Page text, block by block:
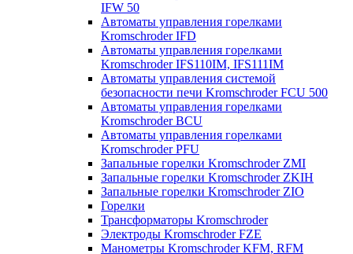
IFW 50
Автоматы управления горелками
Kromschroder IFD
Автоматы управления горелками
Kromschroder IFS110IM, IFS111IM
Автоматы управления системой
безопасности печи Kromschroder FCU 500
Автоматы управления горелками
Kromschroder BCU
Автоматы управления горелками
Kromschroder PFU
Запальные горелки Kromschroder ZМI
Запальные горелки Kromschroder ZKIH
Запальные горелки Kromschroder ZIO
Горелки
Трансформаторы Kromschroder
Электроды Kromschroder FZE
Манометры Kromschroder KFM, RFM